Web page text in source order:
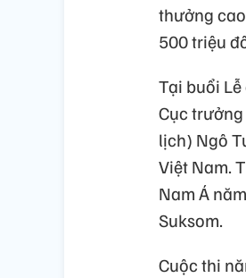
thưởng
500 triệu
Tại buổi
Cục
lịch) Ngô
Việt Nam.
Nam Á
Suksom.
Cuộc thi